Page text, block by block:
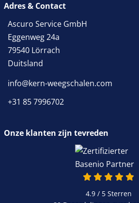
Adres & Contact
Ascuro Service GmbH
Eggenweg 24a
79540 Lörrach
Duitsland
info@kern-weegschalen.com
+31 85 7996702
Onze klanten zijn tevreden
4.9 / 5Sterren